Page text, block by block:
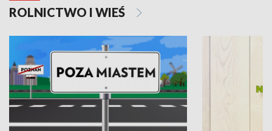
ROLNICTWO I WIEŚ